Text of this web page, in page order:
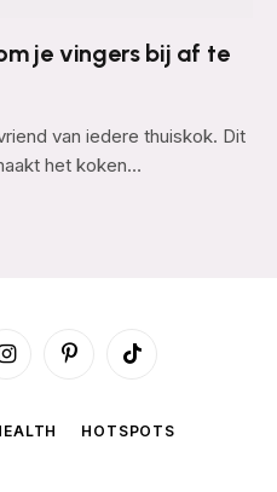
je vingers bij af te
van iedere thuiskok. Dit
het koken…
InstagramPinterestTikTok
HOTSPOTS